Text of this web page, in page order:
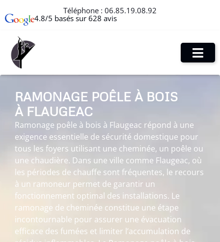
Téléphone : 06.85.19.08.92
4.8/5 basés sur 628 avis
RAMONAGE POÊLE À BOIS
À FLAUGEAC
Ramonage poêle à bois à Flaugeac répond à une
exigence essentielle de sécurité domestique pour
tous les foyers utilisant une cheminée, un poêle ou
une chaudière. Dans une ville comme Flaugeac, où
les périodes de chauffe sont fréquentes, le recours
à un ramoneur permet de garantir un
fonctionnement optimal des installations. Le
ramonage de cheminée constitue une étape
incontournable pour assurer une évacuation
efficace des fumées et limiter l’accumulation de